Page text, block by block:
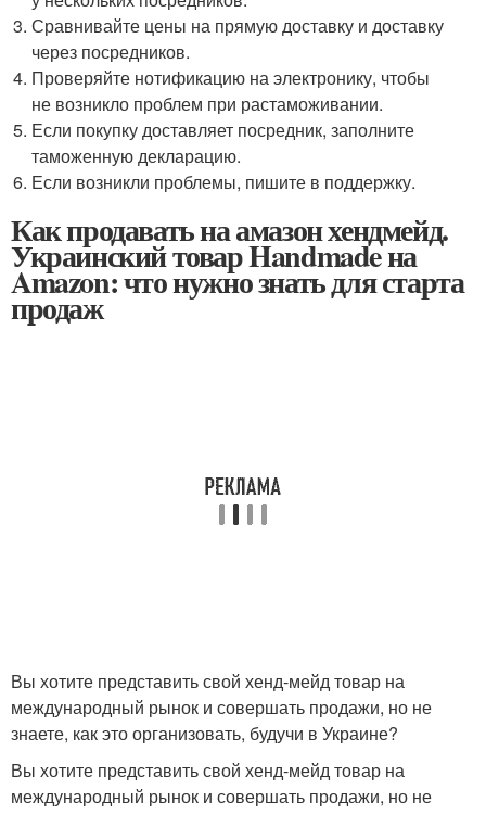
Сравнивайте цены на прямую доставку и доставку
через посредников.
Проверяйте нотификацию на электронику, чтобы
не возникло проблем при растаможивании.
Если покупку доставляет посредник, заполните
таможенную декларацию.
Если возникли проблемы, пишите в поддержку.
Как продавать на амазон хендмейд.
Украинский товар Handmade на
Amazon: что нужно знать для старта
продаж
Вы хотите представить свой хенд-мейд товар на
международный рынок и совершать продажи, но не
знаете, как это организовать, будучи в Украине?
Вы хотите представить свой хенд-мейд товар на
международный рынок и совершать продажи, но не